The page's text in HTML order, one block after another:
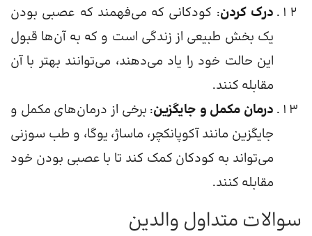
درک کردن: کودکانی که می‌فهمند که عصبی بودن
یک بخش طبیعی از زندگی است و که به آن‌ها قبول
این حالت خود را یاد می‌دهند، می‌توانند بهتر با آن
مقابله کنند.
درمان مکمل و جایگزین: برخی از درمان‌های مکمل و
جایگزین مانند آکوپانکچر، ماساژ، یوگا، و طب سوزنی
می‌تواند به کودکان کمک کند تا با عصبی بودن خود
مقابله کنند.
سوالات متداول والدین